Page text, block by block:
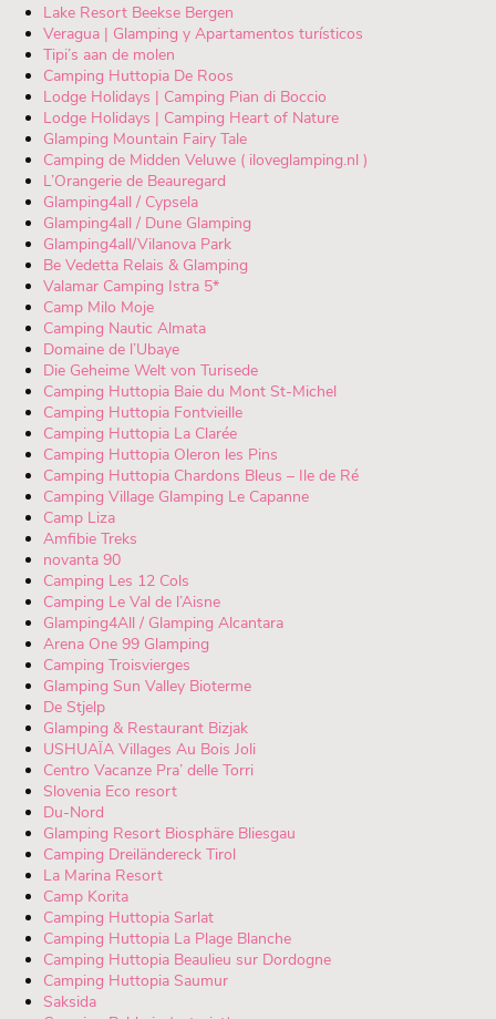
Lake Resort Beekse Bergen
Veragua | Glamping y Apartamentos turísticos
Tipi’s aan de molen
Camping Huttopia De Roos
Lodge Holidays | Camping Pian di Boccio
Lodge Holidays | Camping Heart of Nature
Glamping Mountain Fairy Tale
Camping de Midden Veluwe ( iloveglamping.nl )
L’Orangerie de Beauregard
Glamping4all / Cypsela
Glamping4all / Dune Glamping
Glamping4all/Vilanova Park
Be Vedetta Relais & Glamping
Valamar Camping Istra 5*
Camp Milo Moje
Camping Nautic Almata
Domaine de l’Ubaye
Die Geheime Welt von Turisede
Camping Huttopia Baie du Mont St-Michel
Camping Huttopia Fontvieille
Camping Huttopia La Clarée
Camping Huttopia Oleron les Pins
Camping Huttopia Chardons Bleus – Ile de Ré
Camping Village Glamping Le Capanne
Camp Liza
Amfibie Treks
novanta 90
Camping Les 12 Cols
Camping Le Val de l’Aisne
Glamping4All / Glamping Alcantara
Arena One 99 Glamping
Camping Troisvierges
Glamping Sun Valley Bioterme
De Stjelp
Glamping & Restaurant Bizjak
USHUAÏA Villages Au Bois Joli
Centro Vacanze Pra’ delle Torri
Slovenia Eco resort
Du-Nord
Glamping Resort Biosphäre Bliesgau
Camping Dreiländereck Tirol
La Marina Resort
Camp Korita
Camping Huttopia Sarlat
Camping Huttopia La Plage Blanche
Camping Huttopia Beaulieu sur Dordogne
Camping Huttopia Saumur
Saksida